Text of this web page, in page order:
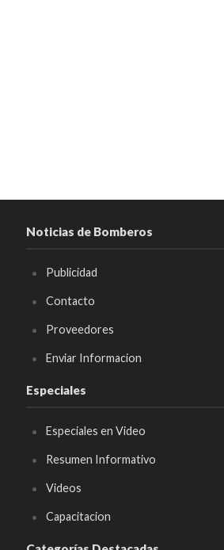
Noticias de Bomberos
Publicidad
Contacto
Proveedores
Enviar Informacion
Especiales
Especiales en Video
Resumen Informativo
Videos
Capacitacion